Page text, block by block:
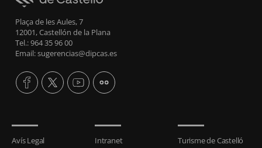
Plaça de les Aules, 7
12001, Castellón de la Plana
Tel.: 964 35 96 00
Email: sugerencias@dipcas.es
Avís Legal
Intranet
Turisme de Castelló